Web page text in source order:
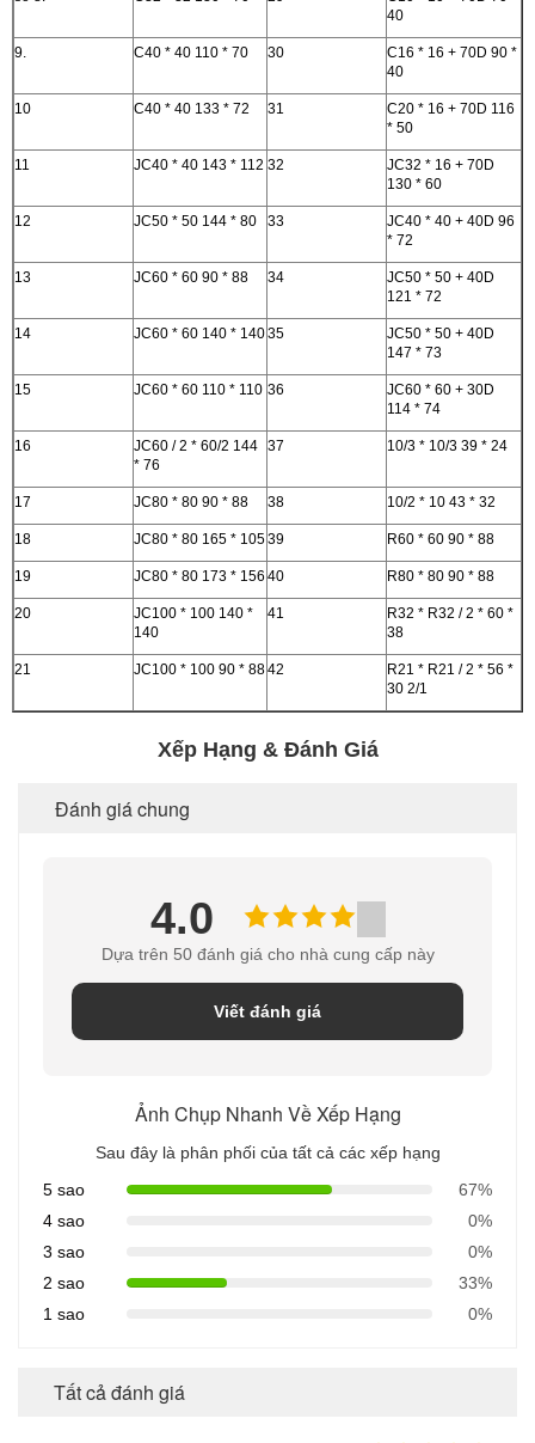
40
9. C40 * 40 110 * 70 30
C16 * 16 + 70D 90 *
40
10 C40 * 40 133 * 72 31
C20 * 16 + 70D 116
* 50
11 JC40 * 40 143 * 112 32
JC32 * 16 + 70D
130 * 60
12 JC50 * 50 144 * 80 33
JC40 * 40 + 40D 96
* 72
13 JC60 * 60 90 * 88 34
JC50 * 50 + 40D
121 * 72
14 JC60 * 60 140 * 14035
JC50 * 50 + 40D
147 * 73
15 JC60 * 60 110 * 110 36
JC60 * 60 + 30D
114 * 74
16
JC60 / 2 * 60/2 144
* 76
37 10/3 * 10/3 39 * 24
17 JC80 * 80 90 * 88 38 10/2 * 10 43 * 32
18 JC80 * 80 165 * 10539 R60 * 60 90 * 88
19 JC80 * 80 173 * 156 40 R80 * 80 90 * 88
20
JC100 * 100 140 *
140
41
R32 * R32 / 2 * 60 *
38
21 JC100 * 100 90 * 8842
R21 * R21 / 2 * 56 *
30 2/1
Xếp Hạng & Đánh Giá
Đánh giá chung
4.0
Dựa trên 50 đánh giá cho nhà cung cấp này
Viết đánh giá
Ảnh Chụp Nhanh Về Xếp Hạng
Sau đây là phân phối của tất cả các xếp hạng
5 sao
67%
4 sao
0%
3 sao
0%
2 sao
33%
1 sao
0%
Tất cả đánh giá